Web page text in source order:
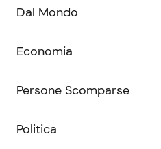
Dal Mondo
Economia
Persone Scomparse
Politica